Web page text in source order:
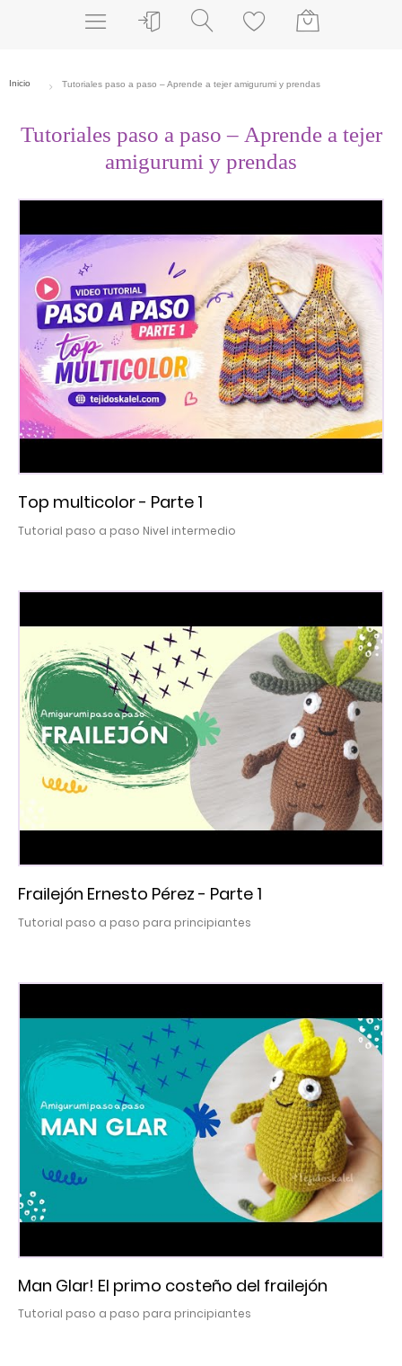
Tutoriales paso a paso – Aprende a tejer
amigurumi y prendas
Top multicolor - Parte 1
Tutorial paso a paso Nivel intermedio
Frailejón Ernesto Pérez - Parte 1
Tutorial paso a paso para principiantes
Man Glar! El primo costeño del frailejón
Tutorial paso a paso para principiantes